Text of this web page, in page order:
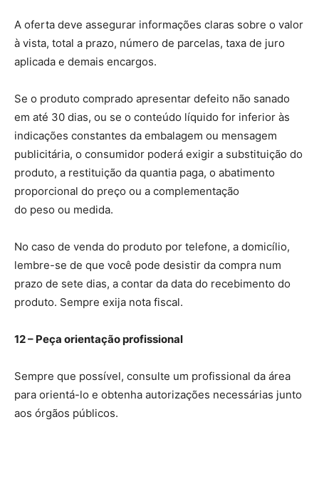
A oferta deve assegurar informações claras sobre o valor
à vista, total a prazo, número de parcelas, taxa de juro
aplicada e demais encargos.
Se o produto comprado apresentar defeito não sanado
em até 30 dias, ou se o conteúdo líquido for inferior às
indicações constantes da embalagem ou mensagem
publicitária, o consumidor poderá exigir a substituição do
produto, a restituição da quantia paga, o abatimento
proporcional do preço ou a complementação
do peso ou medida.
No caso de venda do produto por telefone, a domicílio,
lembre-se de que você pode desistir da compra num
prazo de sete dias, a contar da data do recebimento do
produto. Sempre exija nota fiscal.
12 – Peça orientação profissional
Sempre que possível, consulte um profissional da área
para orientá-lo e obtenha autorizações necessárias junto
aos órgãos públicos.